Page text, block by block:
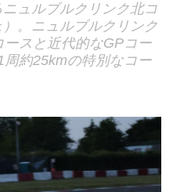
ニュルブルクリンク北コ
。ニュルブルクリンク
スと近代的なGPコー
約25kmの特別なコー